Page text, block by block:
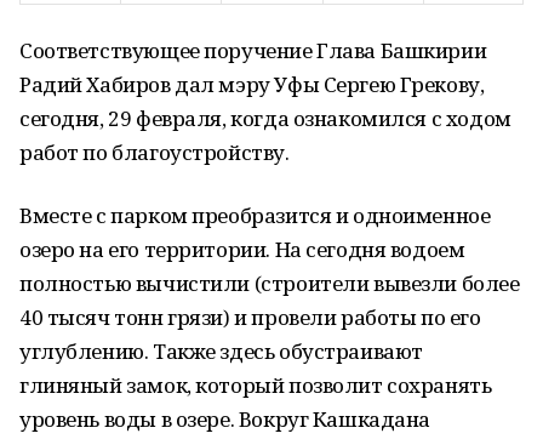
Соответствующее поручение Глава Башкирии
Радий Хабиров дал мэру Уфы Сергею Грекову,
сегодня, 29 февраля, когда ознакомился с ходом
работ по благоустройству.
Вместе с парком преобразится и одноименное
озеро на его территории. На сегодня водоем
полностью вычистили (строители вывезли более
40 тысяч тонн грязи) и провели работы по его
углублению. Также здесь обустраивают
глиняный замок, который позволит сохранять
уровень воды в озере. Вокруг Кашкадана